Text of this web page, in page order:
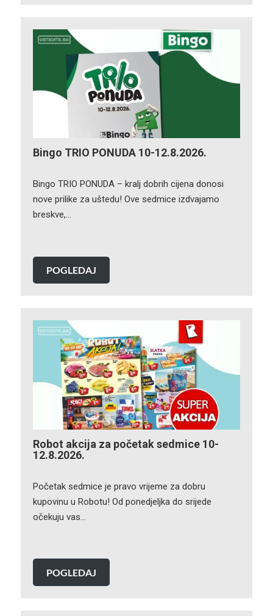
Bingo TRIO PONUDA 10-12.8.2026.
Bingo TRIO PONUDA – kralj dobrih cijena donosi
nove prilike za uštedu! Ove sedmice izdvajamo
breskve,…
POGLEDAJ
Robot akcija za početak sedmice 10-
12.8.2026.
Početak sedmice je pravo vrijeme za dobru
kupovinu u Robotu! Od ponedjeljka do srijede
očekuju vas…
POGLEDAJ